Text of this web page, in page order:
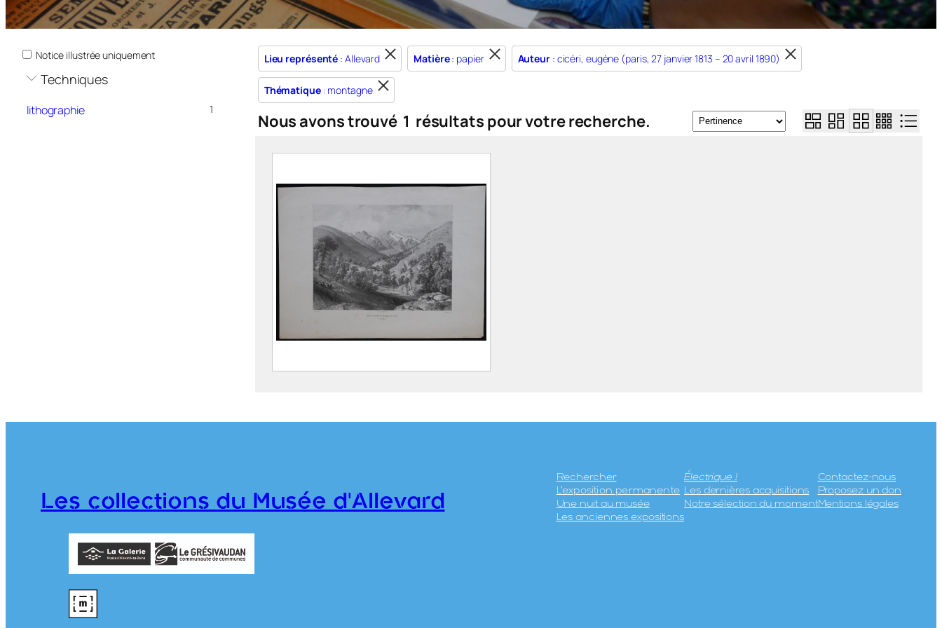
Notice illustrée uniquement
Techniques
lithographie 1
Lieu représenté : Allevard Matière: papier Auteur: cicéri, eugène (paris, 27 janvier 1813 – 20 avril 1890)
Thématique: montagne
Nous avons trouvé 1 résultats pour votre recherche.
Route d’Allevard à la
1890)
Les collections du Musée d'Allevard
Rechercher
L’exposition permanente
Une nuit au musée
Les anciennes expositions
Électrique !
Les dernières acquisitions
Notre sélection du moment
Contactez-nous
Proposez un don
Mentions légales